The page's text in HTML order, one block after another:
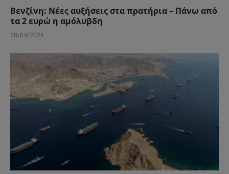
Βενζίνη: Νέες αυξήσεις στα πρατήρια – Πάνω από
τα 2 ευρώ η αμόλυβδη
28/04/2026